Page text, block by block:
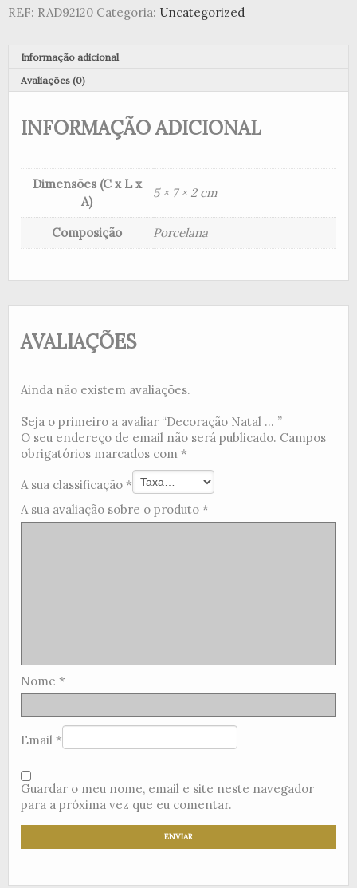
madeira
REF: RAD92120 Categoria: Uncategorized
Informação adicional
Avaliações (0)
INFORMAÇÃO ADICIONAL
Dimensões (C x L x
A)
5 × 7 × 2 cm
Composição Porcelana
AVALIAÇÕES
Ainda não existem avaliações.
Seja o primeiro a avaliar “Decoração Natal ... ”
O seu endereço de email não será publicado. Campos
obrigatórios marcados com *
A sua classificação *
A sua avaliação sobre o produto *
Nome *
Email *
Guardar o meu nome, email e site neste navegador
para a próxima vez que eu comentar.